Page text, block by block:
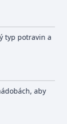
typ potravin a
aby